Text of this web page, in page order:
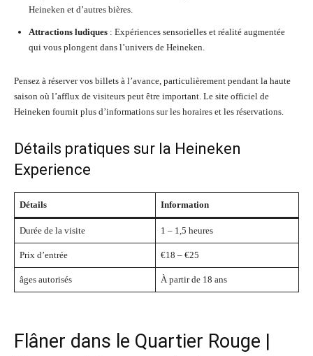
Heineken et d’autres bières.
Attractions ludiques : Expériences sensorielles et réalité augmentée
qui vous plongent dans l’univers de Heineken.
Pensez à réserver vos billets à l’avance, particulièrement pendant la haute
saison où l’afflux de visiteurs peut être important. Le site officiel de
Heineken fournit plus d’informations sur les horaires et les réservations.
Détails pratiques sur la Heineken
Experience
Détails Information
Durée de la visite 1 – 1,5 heures
Prix d’entrée €18 – €25
âges autorisés À partir de 18 ans
Flâner dans le Quartier Rouge |